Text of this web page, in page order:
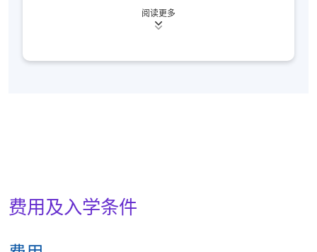
意商业管理硕士学位和墨尔本斯威本科技大学的设计
阅读更多
费用及入学条件